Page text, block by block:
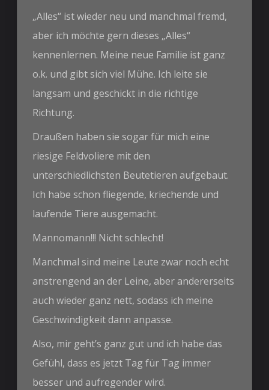
„Alles“ ist wieder neu und manchmal fremd,
aber ich möchte gern dieses „Alles“
kennenlernen. Meine neue Familie ist ganz
o.k. und gibt sich viel Mühe. Ich leite sie
langsam und geschickt in die richtige
Richtung.
Draußen haben sie sogar für mich eine
riesige Feldvoliere mit den
unterschiedlichsten Beutetieren aufgebaut.
Ich habe schon fliegende, kriechende und
laufende Tiere ausgemacht.
Mannomann!!! Nicht schlecht!
Manchmal sind meine Leute zwar noch echt
anstrengend an der Leine, aber andererseits
auch wieder ganz nett, sodass ich meine
Geschwindigkeit dann anpasse.
Also, mir geht’s ganz gut und ich habe das
Gefühl, dass es jetzt Tag für Tag immer
besser und aufregender wird.